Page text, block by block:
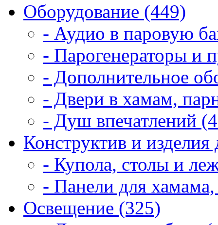
Оборудование (449)
- Аудио в паровую
- Парогенераторы и
- Дополнительное
- Двери в хамам,
- Душ впечатлений
Конструктив и
- Купола, столы и
- Панели для
Освещение (325)